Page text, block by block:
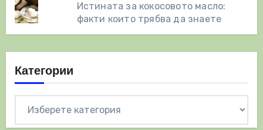
Истината за кокосовото масло:
факти които трябва да знаете
Категории